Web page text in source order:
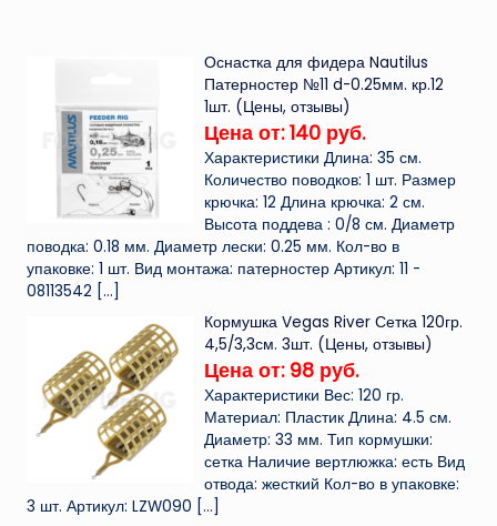
Оснастка для фидера Nautilus
Патерностер №11 d-0.25мм. кр.12
1шт. (Цены, отзывы)
Цена от: 140 руб.
Характеристики Длина: 35 см.
Количество поводков: 1 шт. Размер
крючка: 12 Длина крючка: 2 см.
Высота поддева : 0/8 см. Диаметр
поводка: 0.18 мм. Диаметр лески: 0.25 мм. Кол-во в
упаковке: 1 шт. Вид монтажа: патерностер Артикул: 11 -
08113542 […]
Кормушка Vegas River Сетка 120гр.
4,5/3,3см. 3шт. (Цены, отзывы)
Цена от: 98 руб.
Характеристики Вес: 120 гр.
Материал: Пластик Длина: 4.5 см.
Диаметр: 33 мм. Тип кормушки:
сетка Наличие вертлюжка: есть Вид
отвода: жесткий Кол-во в упаковке:
3 шт. Артикул: LZW090 […]